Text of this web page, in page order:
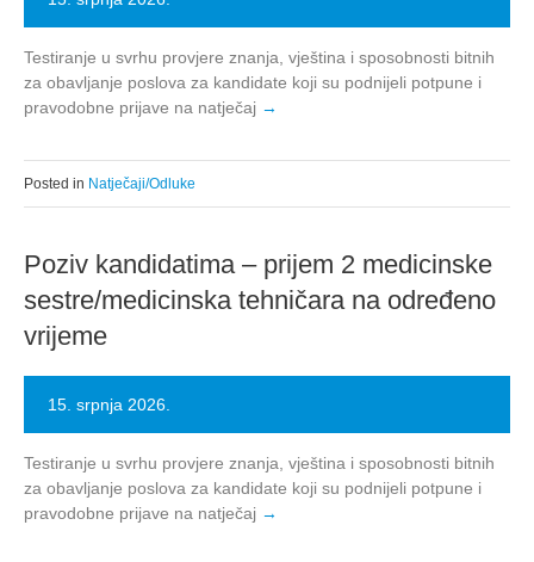
Testiranje u svrhu provjere znanja, vještina i sposobnosti bitnih
za obavljanje poslova za kandidate koji su podnijeli potpune i
pravodobne prijave na natječaj
Posted in Natječaji/Odluke
Poziv kandidatima – prijem 2 medicinske
sestre/medicinska tehničara na određeno
vrijeme
15. srpnja 2026.
Testiranje u svrhu provjere znanja, vještina i sposobnosti bitnih
za obavljanje poslova za kandidate koji su podnijeli potpune i
pravodobne prijave na natječaj